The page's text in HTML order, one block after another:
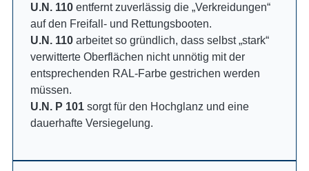
U.N. 110 entfernt zuverlässig die „Verkreidungen“
auf den Freifall- und Rettungsbooten.
U.N. 110 arbeitet so gründlich, dass selbst „stark“
verwitterte Oberflächen nicht unnötig mit der
entsprechenden RAL-Farbe gestrichen werden
müssen.
U.N. P 101 sorgt für den Hochglanz und eine
dauerhafte Versiegelung.